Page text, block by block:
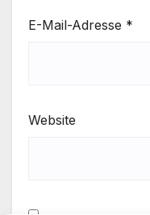
E-Mail-Adresse *
Website